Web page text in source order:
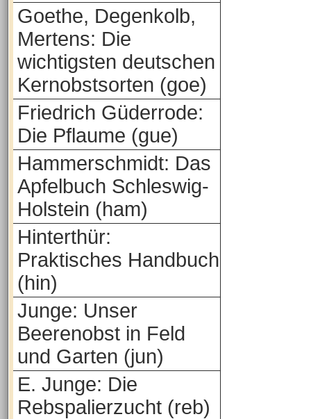
Goethe, Degenkolb,
Mertens: Die
wichtigsten deutschen
Kernobstsorten (goe)
Friedrich Güderrode:
Die Pflaume (gue)
Hammerschmidt: Das
Apfelbuch Schleswig-
Holstein (ham)
Hinterthür:
Praktisches Handbuch
(hin)
Junge: Unser
Beerenobst in Feld
und Garten (jun)
E. Junge: Die
Rebspalierzucht (reb)